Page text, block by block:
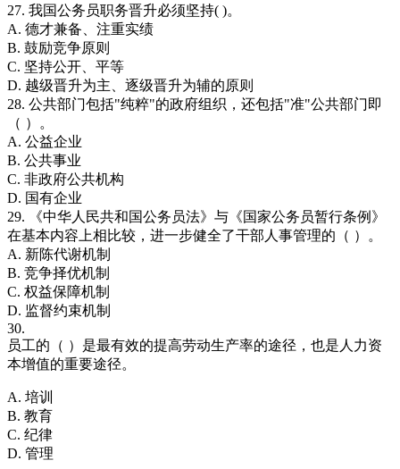
27. 我国公务员职务晋升必须坚持( )。
A. 德才兼备、注重实绩
B. 鼓励竞争原则
C. 坚持公开、平等
D. 越级晋升为主、逐级晋升为辅的原则
28. 公共部门包括"纯粹"的政府组织，还包括"准"公共部门即
（ ）。
A. 公益企业
B. 公共事业
C. 非政府公共机构
D. 国有企业
29. 《中华人民共和国公务员法》与《国家公务员暂行条例》
在基本内容上相比较，进一步健全了干部人事管理的（ ）。
A. 新陈代谢机制
B. 竞争择优机制
C. 权益保障机制
D. 监督约束机制
30.
员工的（ ）是最有效的提高劳动生产率的途径，也是人力资
本增值的重要途径。
A. 培训
B. 教育
C. 纪律
D. 管理